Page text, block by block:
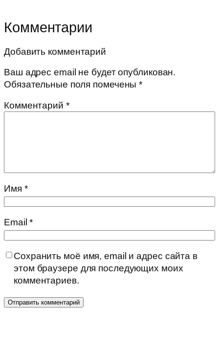
Комментарии
Добавить комментарий
Ваш адрес email не будет опубликован.
Обязательные поля помечены*
Комментарий *
Имя *
Email*
Сохранить моё имя, email и адрес сайта в
этом браузере для последующих моих
комментариев.